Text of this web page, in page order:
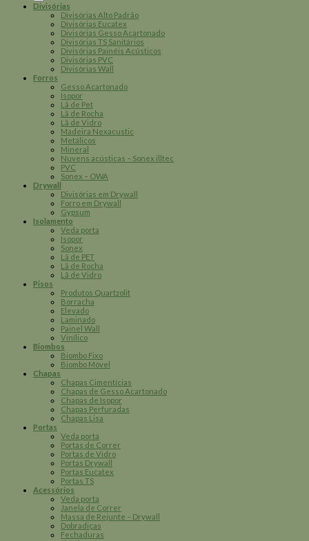
Divisórias
Divisórias Alto Padrão
Divisórias Eucatex
Divisórias Gesso Acartonado
Divisórias TS Sanitários
Divisórias Painéis Acústicos
Divisórias PVC
Divisórias Wall
Forros
Gesso Acartonado
Isopor
Lã de Pet
Lã de Rocha
Lã de Vidro
Madeira Nexacustic
Metálicos
Mineral
Nuvens acústicas – Sonex illtec
PVC
Sonex – OWA
Drywall
Divisórias em Drywall
Forro em Drywall
Gypsum
Isolamento
Veda porta
Isopor
Sonex
Lã de PET
Lã de Rocha
Lã de Vidro
Pisos
Produtos Quartzolit
Borracha
Elevado
Laminado
Painel Wall
Vinílico
Biombos
Biombo Fixo
Biombo Móvel
Chapas
Chapas Cimentícias
Chapas de Gesso Acartonado
Chapas de Isopor
Chapas Perfuradas
Chapas Lisa
Portas
Veda porta
Portas de Correr
Portas de Vidro
Portas Drywall
Portas Eucatex
Portas TS
Acessórios
Veda porta
Janela de Correr
Massa de Rejunte – Drywall
Dobradiças
Fechaduras